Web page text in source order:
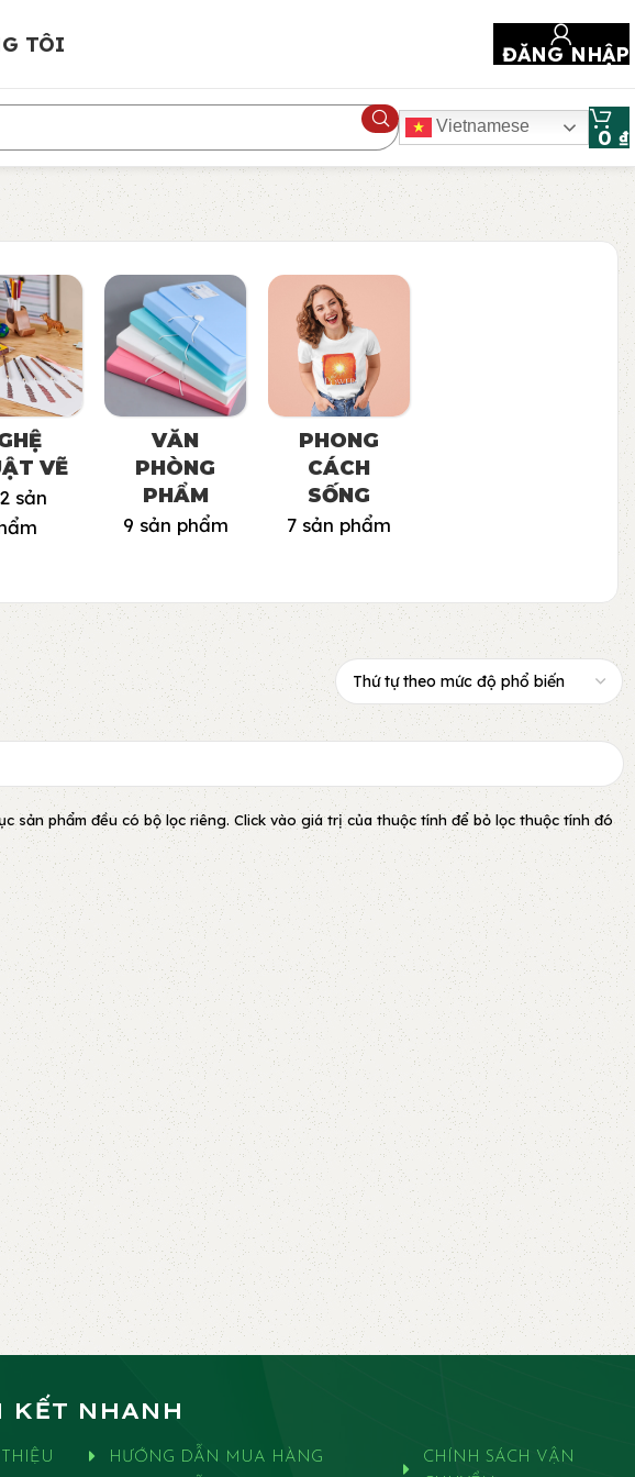
TÔI ĐĂNG NHẬP
Vietnamese 0 ₫
VẼ
sản
VĂN
PHÒNG
PHẨM
9 sản phẩm
PHONG
CÁCH
SỐNG
7 sản phẩm
sản phẩm đều có bộ lọc riêng. Click vào giá trị của thuộc tính để bỏ lọc thuộc tính đó
KẾT NHANH
HƯỚNG DẪN MUA HÀNG
CHÍNH SÁCH VẬN